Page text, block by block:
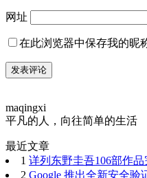
网址
在此浏览器中保存我的昵
maqingxi
平凡的人，向往简单的生活
最近文章
1 详列东野圭吾106部作
2 Google 推出全新安全验